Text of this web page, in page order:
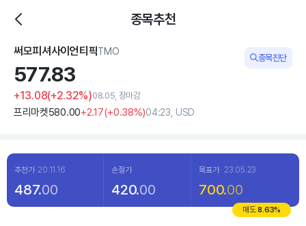
종목추천
써모피셔사이언티픽TMO
종목진단
577.83
+13.08(+2.32%)08.05, 장마감
프리마켓580.00+2.17(+0.38%)04:23, USD
추천가 20.11.16 손절가 목표가 23.05.23
487.00 420.00 700.00
매도 8.63%